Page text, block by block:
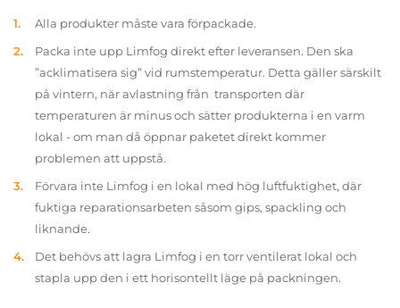
Alla produkter måste vara förpackade.
Packa inte upp Limfog direkt efter leveransen. Den ska
”acklimatisera sig” vid rumstemperatur. Detta gäller särskilt
på vintern, när avlastning från transporten där
temperaturen är minus och sätter produkterna i en varm
lokal - om man då öppnar paketet direkt kommer
problemen att uppstå.
Förvara inte Limfog i en lokal med hög luftfuktighet, där
fuktiga reparationsarbeten såsom gips, spackling och
liknande.
Det behövs att lagra Limfog i en torr ventilerat lokal och
stapla upp den i ett horisontellt läge på packningen.